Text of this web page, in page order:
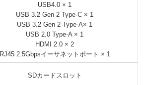
USB4.0 × 1
USB 3.2 Gen 2 Type-C × 1
USB 3.2 Gen 2 Type-A× 1
USB 2.0 Type-A × 1
HDMI 2.0 × 2
RJ45 2.5Gbpsイーサネットポート × 1
SDカードスロット